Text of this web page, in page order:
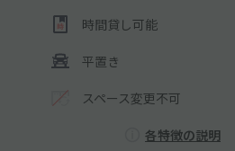
時間貸し可能
平置き
スペース変更不可
各特徴の説明